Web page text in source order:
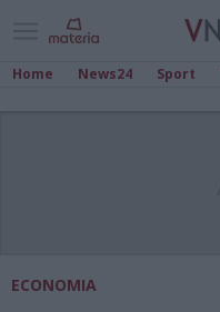
Home News24 Sport
ECONOMIA